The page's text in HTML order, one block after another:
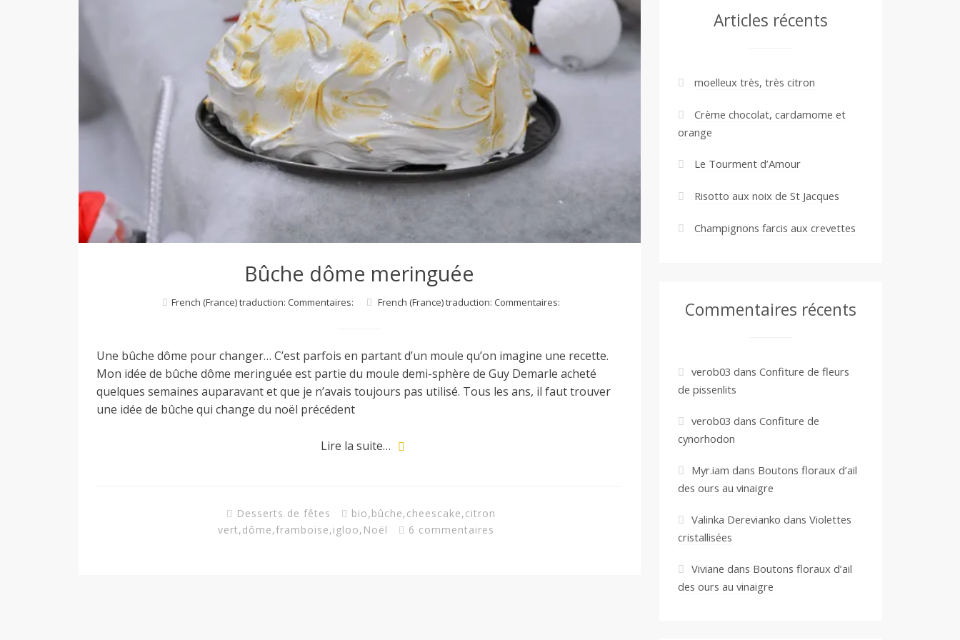
d
e
d
M
a
n
Bûche dôme meringuée
French (France) traduction: Commentaires: French (France) traduction: Commentaires:
Une bûche dôme pour changer… C’est parfois en partant d’un moule qu’on imagine une recette.
Mon idée de bûche dôme meringuée est partie du moule demi-sphère de Guy Demarle acheté
quelques semaines auparavant et que je n’avais toujours pas utilisé. Tous les ans, il faut trouver
une idée de bûche qui change du noël précédent
Lire la suite…
Desserts de fêtes bio,bûche,cheescake,citron
vert,dôme,framboise,igloo, Noël 6 commentaires
Articles récents
moelleux très, très citron
Crème chocolat, cardamome et
orange
Le Tourment d’Amour
Risotto aux noix de St Jacques
Champignons farcis aux crevettes
Commentaires récents
verob03 dans Confiture de fleurs
de pissenlits
verob03 dans Confiture de
cynorhodon
Myr.iam dans Boutons floraux d’ail
des ours au vinaigre
Valinka Derevianko dans Violettes
cristallisées
Viviane dans Boutons floraux d’ail
des ours au vinaigre